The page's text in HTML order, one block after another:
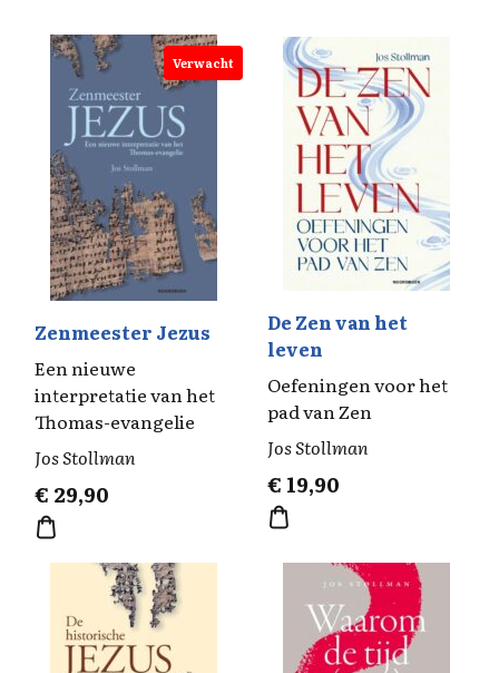
Verwacht
Zenmeester Jezus
Een nieuwe
interpretatie van het
Thomas-evangelie
Jos Stollman
€ 29,90
De Zen van het
leven
Oefeningen voor het
pad van Zen
Jos Stollman
€ 19,90